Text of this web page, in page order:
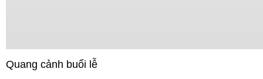
Quang cảnh buổi lễ